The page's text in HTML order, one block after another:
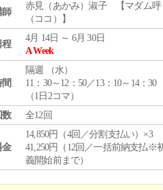
師
赤見（あかみ）淑子 【マダム呼
（ココ）】
程
4月 14日 ～ 6月 30日
A Week
間
隔週 （水）
11：30～12：50／13：10～14：30
（1日2コマ）
数
全12回
金
14,850円（4回／分割支払い）×3
41,250円（12回／一括前納支払※
義開始前まで）